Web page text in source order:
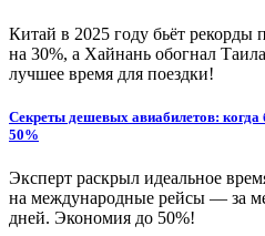
Китай в 2025 году бьёт рекорды
на 30%, а Хайнань обогнал
лучшее время для поездки!
Секреты дешевых авиабилетов: когда
50%
Эксперт раскрыл идеальное
на международные рейсы — за
дней. Экономия до 50%!